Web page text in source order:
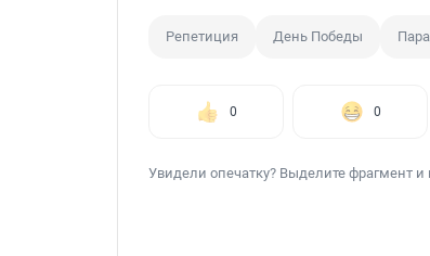
Репетиция День Победы
0 0
Увидели опечатку? Выделите фрагмент и